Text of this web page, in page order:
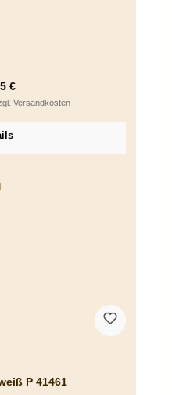
Preis:
€
Versandkosten
P 41461